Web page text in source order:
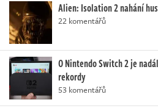
Alien: Isolation 2 nahání
22 komentářů
O Nintendo Switch 2 je
rekordy
53 komentářů